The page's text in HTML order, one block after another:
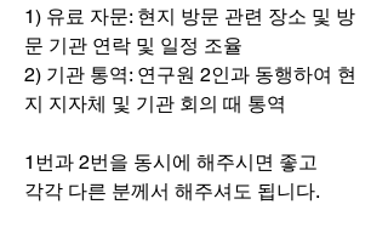
1) 유료 자문: 현지 방문 관련 장소 및 방
문 기관 연락 및 일정 조율
2) 기관 통역: 연구원 2인과 동행하여 현
지 지자체 및 기관 회의 때 통역
1번과 2번을 동시에 해주시면 좋고
각각 다른 분께서 해주셔도 됩니다.